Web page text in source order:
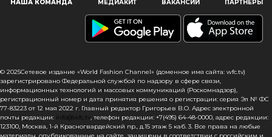
пользователям, предоставляя персонализированную
информацию, запоминая предпочтения в области
сайта, вы подтверждаете свое согласие на использование
файлов cookie в соответствии с настоящим уведомлением
в отношении данного типа файлов. Если вы не согласны
с тем, чтобы мы использовали данный тип файлов,
то вы должны соответствующим образом установить
настройки вашего браузера или не использовать сайт wfc.tv
НАША КОМАНДА МЕДИАКИТ ВАКАНСИИ ПАРТНЁРЫ
© 2025Сетевое издание «World Fashion Channel» (доменное имя сайта: wfc.tv)
зарегистрировано Федеральной службой по надзору в сфере связи,
информационных технологий и массовых коммуникаций (Роскомнадзор),
регистрационный номер и дата принятия решения о регистрации: серия Эл № ФС
77-83223 от 12 мая 2022 г. Главный редактор Григорьев В.О. Адрес электронной
почты редакции: info@wfc.tv, телефон редакции: +7(495) 64-48-0000, адрес редакции:
123100, Москва, 1-й Красногвардейский пр., д.15 этаж 5 каб. 3. Все права на любые